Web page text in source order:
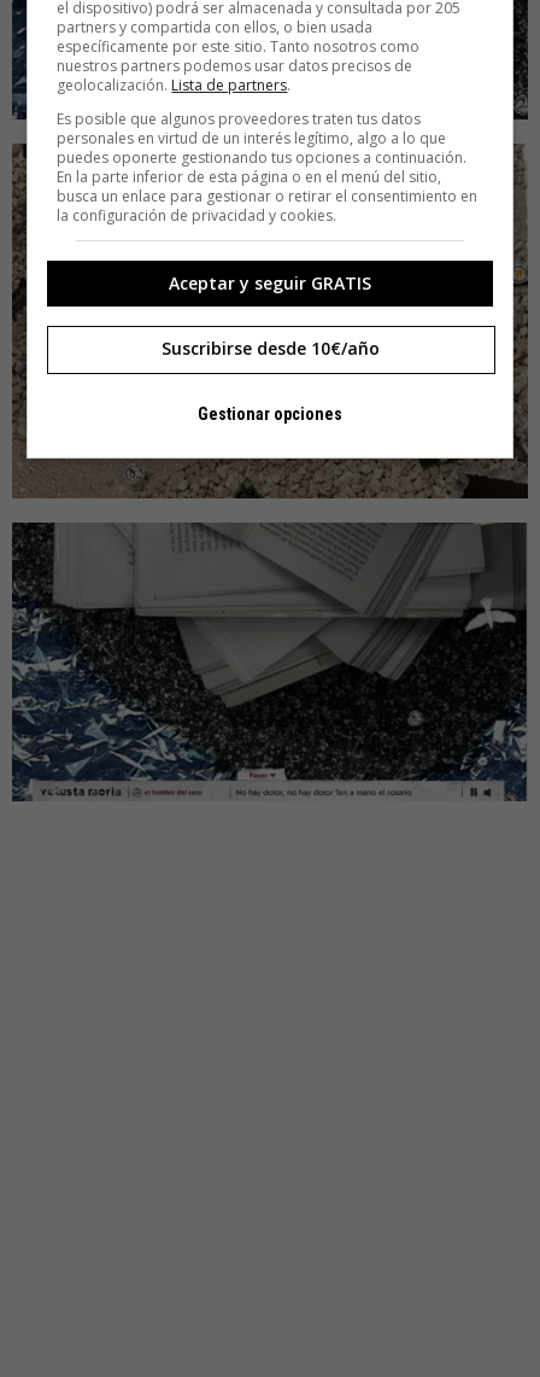
el dispositivo) podrá ser almacenada y consultada por 205
partners y compartida con ellos, o bien usada
específicamente por este sitio. Tanto nosotros como
nuestros partners podemos usar datos precisos de
geolocalización. Lista de partners.
Es posible que algunos proveedores traten tus datos
personales en virtud de un interés legítimo, algo a lo que
puedes oponerte gestionando tus opciones a continuación.
En la parte inferior de esta página o en el menú del sitio,
busca un enlace para gestionar o retirar el consentimiento en
la configuración de privacidad y cookies.
Aceptar y seguir GRATIS
Suscribirse desde 10€/año
Gestionar opciones